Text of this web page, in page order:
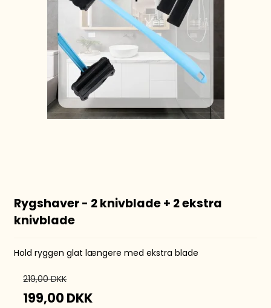
Rygshaver - 2 knivblade + 2 ekstra
knivblade
Hold ryggen glat længere med ekstra blade
219,00 DKK
199,00 DKK